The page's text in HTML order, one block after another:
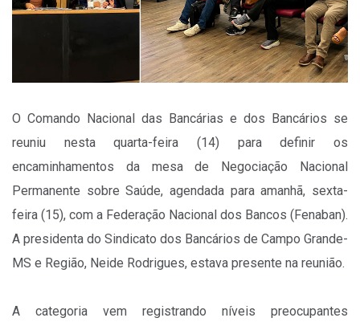
O Comando Nacional das Bancárias e dos Bancários se
reuniu nesta quarta-feira (14) para definir os
encaminhamentos da mesa de Negociação Nacional
Permanente sobre Saúde, agendada para amanhã, sexta-
feira (15), com a Federação Nacional dos Bancos (Fenaban).
A presidenta do Sindicato dos Bancários de Campo Grande-
MS e Região, Neide Rodrigues, estava presente na reunião.
A categoria vem registrando níveis preocupantes